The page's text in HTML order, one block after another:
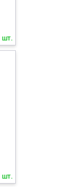
шт.
шт.